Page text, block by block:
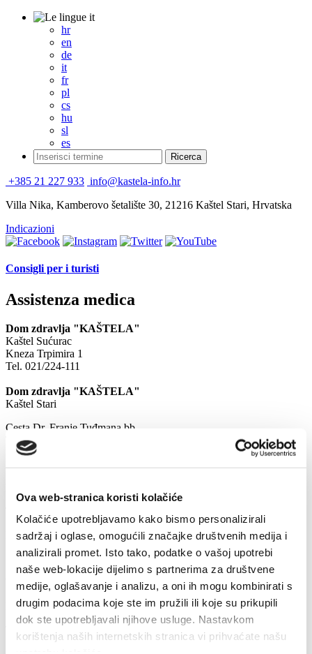
Ova web-stranica koristi kolačiće
Kolačiće upotrebljavamo kako bismo personalizirali
sadržaj i oglase, omogućili značajke društvenih medija i
analizirali promet. Isto tako, podatke o vašoj upotrebi
naše web-lokacije dijelimo s partnerima za društvene
medije, oglašavanje i analizu, a oni ih mogu kombinirati s
drugim podacima koje ste im pružili ili koje su prikupili
dok ste upotrebljavali njihove usluge. Nastavkom
korištenja naših internetskih stranica vi prihvaćate našu
it
hr
en
de
it
fr
pl
cs
hu
sl
es
+385 21 227 933 info@kastela-info.hr
Villa Nika, Kamberovo šetalište 30, 21216 Kaštel Stari, Hrvatska
Indicazioni
Consigli per i turisti
Assistenza medica
Dom zdravlja "KAŠTELA"
Kaštel Sućurac
Kneza Trpimira 1
Tel. 021/224-111
Dom zdravlja "KAŠTELA"
Kaštel Stari
Cesta Dr. Franje Tuđmana bb
Tel. 021/230-366
Put Štalija 13, Kaštel Stari
Veterinarska ambulanta
Put Blata 20, Kaštel Stari
Tel: 021/232254